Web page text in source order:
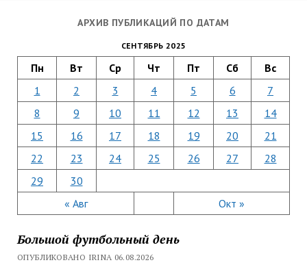
АРХИВ ПУБЛИКАЦИЙ ПО ДАТАМ
СЕНТЯБРЬ 2025
Пн Вт Ср Чт Пт Сб Вс
« Авг Окт »
1 2 3 4 5 6
7
8
9 10 11 12 13
14
15
16 17 18 19 20
21
22
23 24 25 26 27
28
29
30
Большой футбольный день
ОПУБЛИКОВАНО IRINA 06.08.2026